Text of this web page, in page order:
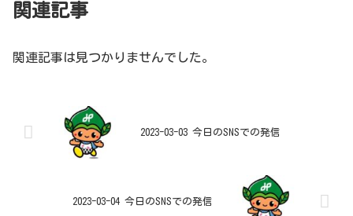
関連記事
関連記事は見つかりませんでした。
2023-03-03 今日のSNSでの発信
2023-03-04 今日のSNSでの発信